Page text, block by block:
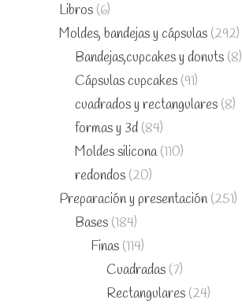
Libros (6)
Moldes, bandejas y cápsulas (292)
Bandejas,cupcakes y donuts (8)
Cápsulas cupcakes (91)
cuadrados y rectangulares (8)
formas y 3d (84)
Moldes silicona (110)
redondos (20)
Preparación y presentación (251)
Bases (184)
Finas (114)
Cuadradas (7)
Rectangulares (24)